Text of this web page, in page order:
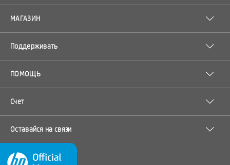
МАГАЗИН
Поддерживать
ПОМОЩЬ
Счет
Оставайся на связи